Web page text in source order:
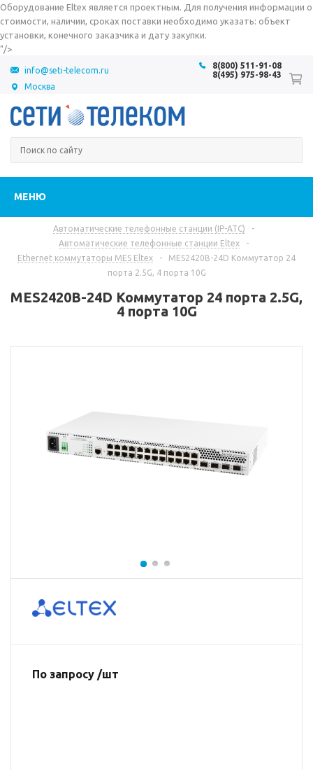
Оборудование Eltex является проектным. Для получения информации о
стоимости, наличии, сроках поставки необходимо указать: объект
установки, конечного заказчика и дату закупки.
"/>
Москва
8(800) 511-91-08
8(495) 975-98-43
info@seti-telecom.ru
МЕНЮ
Автоматические телефонные станции (IP-АТС)
-
Автоматические телефонные станции Eltex
-
Ethernet коммутаторы MES Eltex
-
MES2420B-24D Коммутатор 24
порта 2.5G, 4 порта 10G
MES2420B-24D Коммутатор 24 порта 2.5G,
4 порта 10G
По запросу /шт